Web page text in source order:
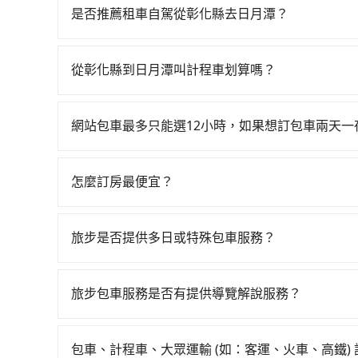
峰時刻，一天也才28班車次，從最早06:44到
10分鐘出站、等待車站前排班的計程車，搭上小
使幸運攔到一輛小黃了，彰化縣少部分小黃司機
是否推薦租車自駕從彰化縣去日月潭？
天就要來回，那在彰化路邊可隨租隨借的iRent應
用預估進去，但額外的汽車保險與可能的罰單都
理，每一次租車都好像在開樂透一樣。另外，偶
遇到下雨天或者載行李時，就顯得非常不便。
從彰化縣到日月潭叫計程車划算嗎？
慮打電話至三億計程車等叫車看看。依照里程跳
再加上彰化縣有些計程車司機不按錶計費，約有
網站包車最多只能選12小時，如果想訂包車兩天
行程。另外，目前旅步只提供接送服務，暫不提供
怎麼訂房最便宜？
區、價位、人數、特殊需求來搜尋適合的旅店與
就完成，事先不用電話確認空房，事後也不用告
打電話問的價格可能比民宿訂房網來得便宜，但
旅步是否提供多日或特殊包車服務？
旅步包車服務是否有提供導覽解說服務？
booking@tripool.app聯繫我們，將有專人協助回
包車、計程車、大眾運輸 (如：客運、火車、高鐵)